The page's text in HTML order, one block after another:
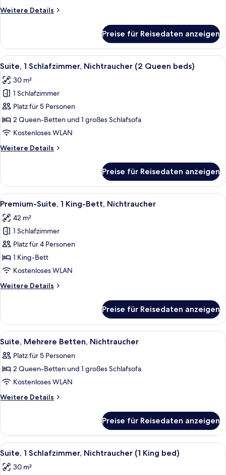
)Weitere Details
Weitere
1
Schlafzimmer,
barrierefrei
Preise für Reisedaten anzeigen
Alle
Fotos
für
Suite,
1
Schlafzimmer,
Nichtraucher
Queen
Ein Hotelzimmer mit Schreibtisch,
4
Suite, 1 Schlafzimmer, Nichtraucher (2 Queen beds)
30 m²
1 Schlafzimmer
Platz für 5 Personen
2 Queen-Betten und 1 großes Schlafsofa
Kostenloses WLAN
Weitere Details
Weitere
1
Schlafzimmer,
Nichtraucher
Queen
beds)
Preise für Reisedaten anzeigen
Alle
Fotos
für
Premium-
Suite,
1 King-
Bett,
anzeigen
Ein Hotelzimmer mit Schreibtisch,
4
Premium-Suite, 1 King-Bett, Nichtraucher
42 m²
1 Schlafzimmer
Platz für 4 Personen
1 King-Bett
Kostenloses WLAN
Weitere Details
Weitere
Suite,
1 King-
Bett,
Preise für Reisedaten anzeigen
Alle
Fotos
für
Suite,
Mehrere
Betten,
Ein Hotelzimmer mit einer Couch,
5
Suite, Mehrere Betten, Nichtraucher
Platz für 5 Personen
2 Queen-Betten und 1 großes Schlafsofa
Kostenloses WLAN
Weitere Details
Weitere
Mehrere
Betten,
Nichtraucher
Preise für Reisedaten anzeigen
Alle
Fotos
für
Ein Hotelzimmer mit einem roten
6
Suite, 1 Schlafzimmer, Nichtraucher (1 King bed)
30 m²